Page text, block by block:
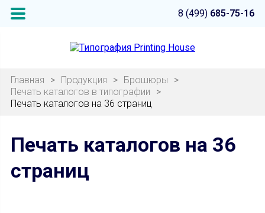
8 (499) 685-75-16
Главная > Продукция > Брошюры
>
Печать каталогов в типографии
>
Печать каталогов на 36 страниц
Печать каталогов на 36
страниц